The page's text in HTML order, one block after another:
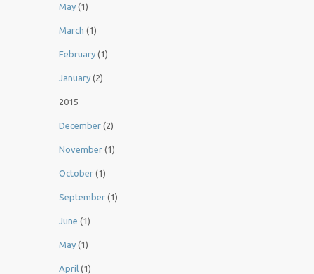
May (1)
March (1)
February (1)
January (2)
2015
December (2)
November (1)
October (1)
September (1)
June (1)
May (1)
April (1)